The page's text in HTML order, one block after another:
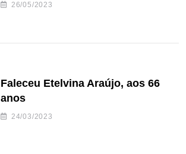
26/05/2023
Faleceu Etelvina Araújo, aos 66
anos
24/03/2023